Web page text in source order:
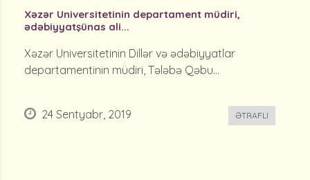
Xəzər Universitetinin departament müdiri,
ədəbiyyatşünas ali...
Xəzər Universitetinin Dillər və ədəbiyyatlar
departamentinin müdiri, Tələbə Qəbu...
24 Sentyabr, 2019 ƏTRAFLI